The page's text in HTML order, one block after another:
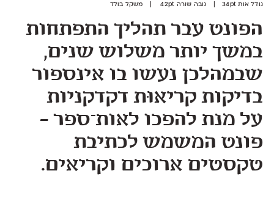
גודל אות 34pt | גובה שורה 42pt | משקל בולד
הפונט עבר תהליך התפתחות
שבמהלכן נעשו בו אינספור
בדיקות קריאוּת דקדקניות
פונט המשמש לכתיבת
טקסטים ארוכים וקריאים.